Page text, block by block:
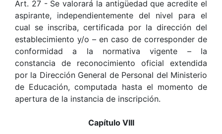
Art. 27 - Se valorará la antigüedad que acredite el
aspirante, independientemente del nivel para el
cual se inscriba, certificada por la dirección del
establecimiento y/o – en caso de corresponder de
conformidad a la normativa vigente – la
constancia de reconocimiento oficial extendida
por la Dirección General de Personal del Ministerio
de Educación, computada hasta el momento de
apertura de la instancia de inscripción.
Capítulo VIII